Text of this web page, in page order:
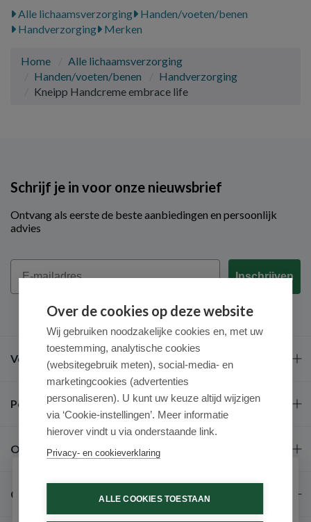
Alle lichaamsverzorging
Handen/voeten/benen
Handverzorging
Merken
Home
Alle lichaamsverzorging
Handen/voeten/benen
Handverzorging
Kneipp Handcreme embrace life
Schrijf je in voor onze nieuwsbrief
Ontvang als eerste de beste aanbiedingen en persoonlijk
advies
Email
Inschrijven
Veel gestelde vragen
Populaire merken
Over ons
Contact
Over de cookies op deze website
Wij gebruiken noodzakelijke cookies en, met uw
toestemming, analytische cookies
(websitegebruik meten), social-media- en
marketingcookies (advertenties
personaliseren). U kunt uw keuze altijd wijzigen
via ‘Cookie-instellingen’. Meer informatie
hierover vindt u via onderstaande link.
Privacy- en cookieverklaring
ALLE COOKIES TOESTAAN
Schrijf je in voor onze nieuwsbrief
Ontvang als eerste de beste aanbiedingen en persoonlijk
advies